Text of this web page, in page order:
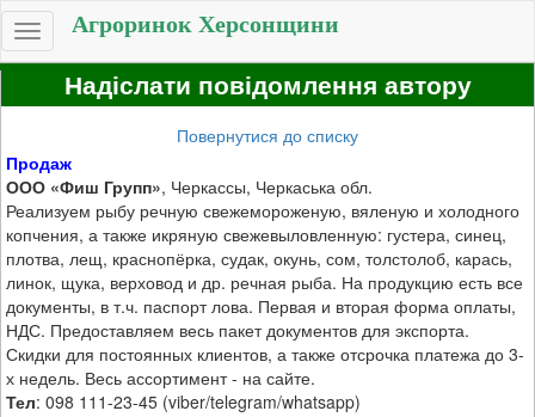
Toggle
navigation
Агроринок Херсонщини
Надіслати повідомлення автору
Повернутися до списку
Продаж
ООО «Фиш Групп», Черкассы, Черкаська обл.
Реализуем рыбу речную свежемороженую, вяленую и холодного
копчения, а также икряную свежевыловленную: густера, синец,
плотва, лещ, краснопёрка, судак, окунь, сом, толстолоб, карась,
линок, щука, верховод и др. речная рыба. На продукцию есть все
документы, в т.ч. паспорт лова. Первая и вторая форма оплаты,
НДС. Предоставляем весь пакет документов для экспорта.
Скидки для постоянных клиентов, а также отсрочка платежа до 3-
х недель. Весь ассортимент - на сайте.
Тел: 098 111-23-45 (viber/telegram/whatsapp)